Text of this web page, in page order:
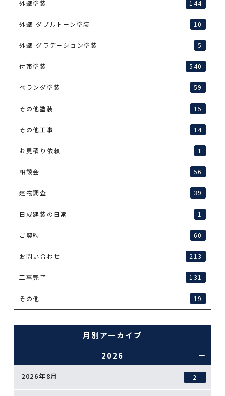
外壁塗装 144
外壁-ダブルトーン塗装- 10
外壁-グラデーション塗装- 5
付帯塗装 540
ベランダ塗装 59
その他塗装 15
その他工事 14
お見積り依頼 1
相談会 56
建物調査 39
日成建装の日常 1
ご契約 60
お問い合わせ 213
工事完了 131
その他 19
月別アーカイブ
2026
2026年8月 2